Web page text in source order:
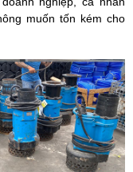
muốn tốn kém cho